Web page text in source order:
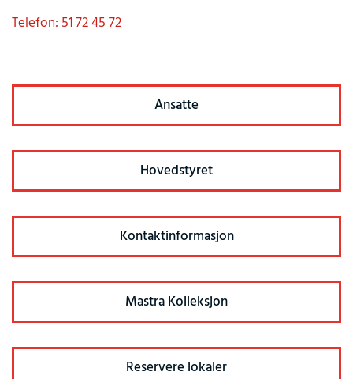
Telefon: 51 72 45 72
Ansatte
Hovedstyret
Kontaktinformasjon
Mastra Kolleksjon
Reservere lokaler